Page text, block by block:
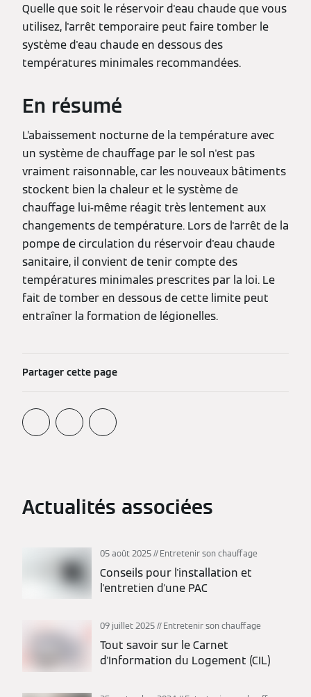
Quelle que soit le réservoir d'eau chaude que vous
utilisez, l'arrêt temporaire peut faire tomber le
système d'eau chaude en dessous des
températures minimales recommandées.
En résumé
L’abaissement nocturne de la température avec
un système de chauffage par le sol n'est pas
vraiment raisonnable, car les nouveaux bâtiments
stockent bien la chaleur et le système de
chauffage lui-même réagit très lentement aux
changements de température. Lors de l'arrêt de la
pompe de circulation du réservoir d'eau chaude
sanitaire, il convient de tenir compte des
températures minimales prescrites par la loi. Le
fait de tomber en dessous de cette limite peut
entraîner la formation de légionelles.
Partager cette page
Actualités associées
05 août 2025 Entretenir son chauffage
Conseils pour l'installation et
l'entretien d'une PAC
09 juillet 2025 Entretenir son chauffage
Tout savoir sur le Carnet
d'Information du Logement (CIL)